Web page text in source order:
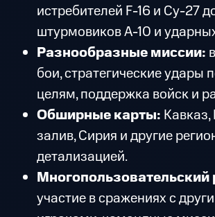
истребителей F-16 и Су-27
штурмовиков A-10 и
Разнообразные миссии:
бои, стратегические удары
целям, поддержка войск и
Обширные карты:
залив, Сирия и другие
детализацией.
участие в сражениях с